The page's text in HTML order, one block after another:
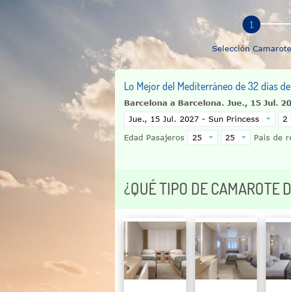
Selección Camarote
Lo Mejor del Mediterráneo de 32 días
Barcelona a Barcelona. Jue., 15 Jul.
Edad Pasajeros
Pais de
¿QUÉ TIPO DE CAMAROTE